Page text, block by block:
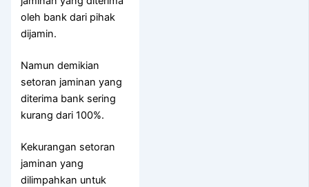
oleh bank dari pihak
dijamin.
Namun demikian
setoran jaminan yang
diterima bank sering
kurang dari 100%.
Kekurangan setoran
jaminan yang
dilimpahkan untuk